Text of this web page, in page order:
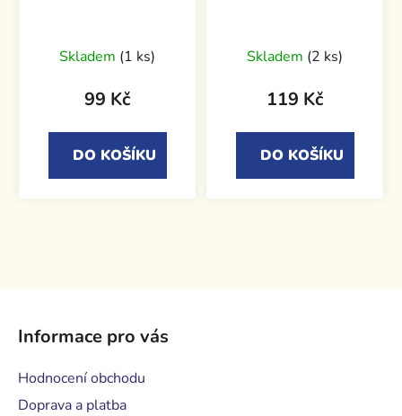
Skladem (1 ks)
99 Kč
DO KOŠÍKU
Skladem (2 ks)
119 Kč
DO KOŠÍKU
Informace pro vás
Hodnocení obchodu
Doprava a platba